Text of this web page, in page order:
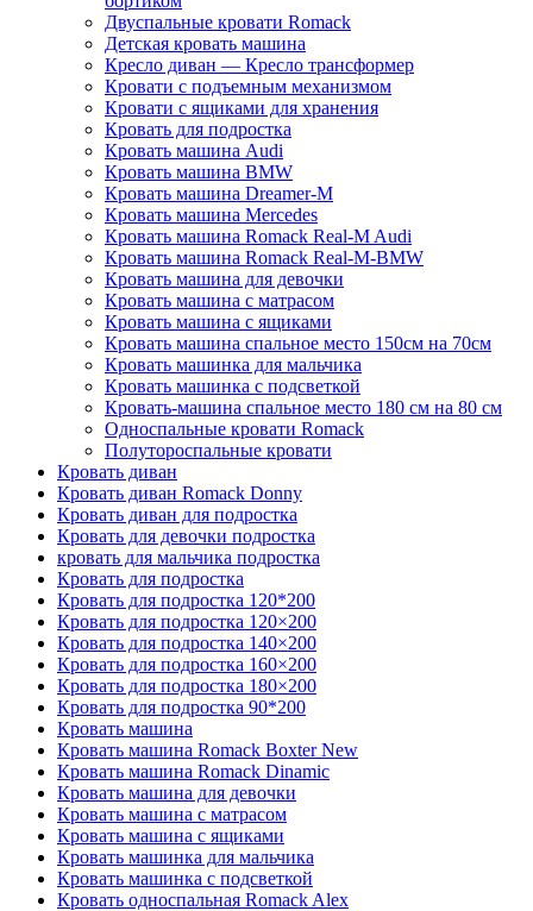
Двуспальные кровати Romack
Детская кровать машина
Кресло диван — Кресло трансформер
Кровати с подъемным механизмом
Кровати с ящиками для хранения
Кровать для подростка
Кровать машина Audi
Кровать машина BMW
Кровать машина Dreamer-M
Кровать машина Mercedes
Кровать машина Romack Real-M Audi
Кровать машина Romack Real-M-BMW
Кровать машина для девочки
Кровать машина с матрасом
Кровать машина с ящиками
Кровать машина спальное место 150см на 70см
Кровать машинка для мальчика
Кровать машинка с подсветкой
Кровать-машина спальное место 180 см на 80 см
Односпальные кровати Romack
Полутороспальные кровати
Кровать диван
Кровать диван Romack Donny
Кровать диван для подростка
Кровать для девочки подростка
кровать для мальчика подростка
Кровать для подростка
Кровать для подростка 120*200
Кровать для подростка 120×200
Кровать для подростка 140×200
Кровать для подростка 160×200
Кровать для подростка 180×200
Кровать для подростка 90*200
Кровать машина
Кровать машина Romack Boxter New
Кровать машина Romack Dinamic
Кровать машина для девочки
Кровать машина с матрасом
Кровать машина с ящиками
Кровать машинка для мальчика
Кровать машинка с подсветкой
Кровать односпальная Romack Alex